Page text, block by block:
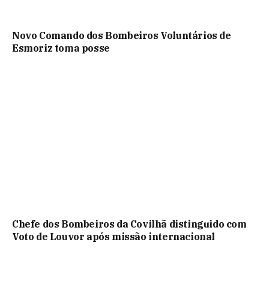
Novo Comando dos Bombeiros Voluntários de
Esmoriz toma posse
Chefe dos Bombeiros da Covilhã distinguido com
Voto de Louvor após missão internacional